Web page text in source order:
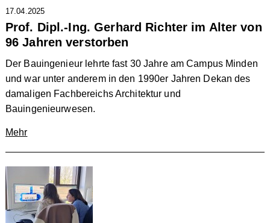
17.04.2025
Prof. Dipl.-Ing. Gerhard Richter im Alter von
96 Jahren verstorben
Der Bauingenieur lehrte fast 30 Jahre am Campus Minden
und war unter anderem in den 1990er Jahren Dekan des
damaligen Fachbereichs Architektur und
Bauingenieurwesen.
Mehr